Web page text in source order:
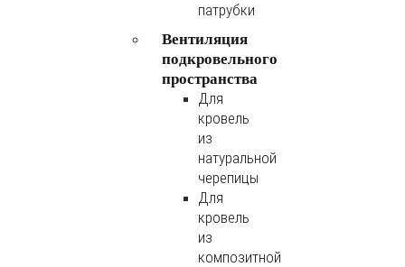
патрубки
Вентиляция
подкровельного
пространства
Для
кровель
из
натуральной
черепицы
Для
кровель
из
композитной